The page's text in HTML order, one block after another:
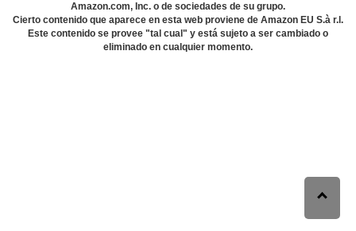
Amazon.com, Inc. o de sociedades de su grupo.
Cierto contenido que aparece en esta web proviene de Amazon EU S.à r.l.
Este contenido se provee "tal cual" y está sujeto a ser cambiado o
eliminado en cualquier momento.